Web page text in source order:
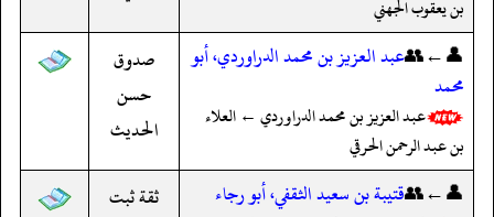
بن يعقوب الجهني
👤←👥عبد العزيز بن محمد الدراوردي، أبو
محمد
عبد العزيز بن محمد الدراوردي ← العلاء
بن عبد الرحمن الحرقي
صدوق
حسن
الحديث
👤←👥قتيبة بن سعيد الثقفي، أبو رجاء ثقة ثبت